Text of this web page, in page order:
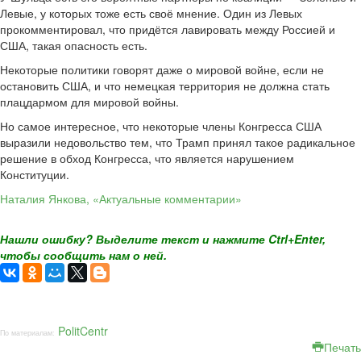
Левые, у которых тоже есть своё мнение. Один из Левых
прокомментировал, что придётся лавировать между Россией и
США, такая опасность есть.
Некоторые политики говорят даже о мировой войне, если не
остановить США, и что немецкая территория не должна стать
плацдармом для мировой войны.
Но самое интересное, что некоторые члены Конгресса США
выразили недовольство тем, что Трамп принял такое радикальное
решение в обход Конгресса, что является нарушением
Конституции.
Наталия Янкова, «Актуальные комментарии»
Нашли ошибку? Выделите текст и нажмите Ctrl+Enter,
чтобы сообщить нам о ней.
По материалам: PolitCentr
Печать